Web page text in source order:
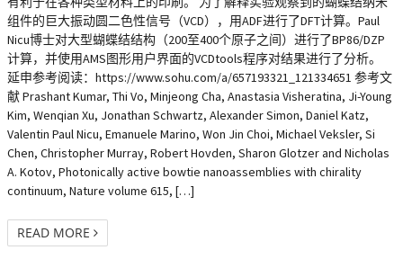
组件的巨大振动圆二色性信号（VCD），用ADF进行了DFT计算。Paul
Nicu博士对大型蝴蝶结结构（200至400个原子之间）进行了BP86/DZP
计算，并使用AMS图形用户界面的VCDtools程序对结果进行了分析。
延申参考阅读：https://www.sohu.com/a/657193321_121334651 参考文
献 Prashant Kumar, Thi Vo, Minjeong Cha, Anastasia Visheratina, Ji-Young
Kim, Wenqian Xu, Jonathan Schwartz, Alexander Simon, Daniel Katz,
Valentin Paul Nicu, Emanuele Marino, Won Jin Choi, Michael Veksler, Si
Chen, Christopher Murray, Robert Hovden, Sharon Glotzer and Nicholas
A. Kotov, Photonically active bowtie nanoassemblies with chirality
continuum, Nature volume 615, […]
READ MORE